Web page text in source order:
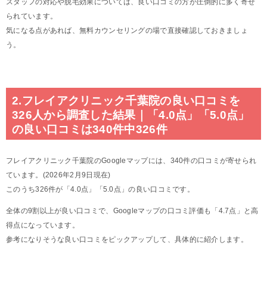
スタッフの対応や脱毛効果については、良い口コミの方が圧倒的に多く寄せ
られています。
気になる点があれば、無料カウンセリングの場で直接確認しておきましょ
う。
2.フレイアクリニック千葉院の良い口コミを
326人から調査した結果｜「4.0点」「5.0点」
の良い口コミは340件中326件
フレイアクリニック千葉院のGoogleマップには、340件の口コミが寄せられ
ています。(2026年2月9日現在)
このうち326件が「4.0点」「5.0点」の良い口コミです。
全体の9割以上が良い口コミで、Googleマップの口コミ評価も「4.7点」と高
得点になっています。
参考になりそうな良い口コミをピックアップして、具体的に紹介します。